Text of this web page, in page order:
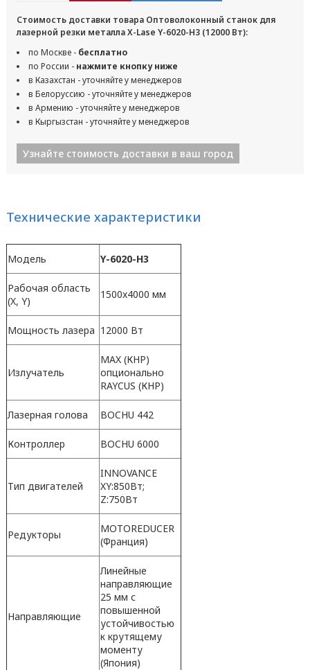
Стоимость доставки товара Оптоволоконный станок для
лазерной резки металла X-Lase Y-6020-H3 (12000 Вт):
по Москве - бесплатно
по России - нажмите кнопку ниже
в Казахстан - уточняйте у менеджеров
в Белоруссию - уточняйте у менеджеров
в Армению - уточняйте у менеджеров
в Кыргызстан - уточняйте у менеджеров
Узнайте стоимость доставки в ваш город
Технические характеристики
Модель Y-6020-H3
Рабочая область
(X, Y)
1500x4000 мм
Мощность лазера 12000 Вт
Излучатель
MAX (КНР)
опционально
RAYCUS (КНР)
Лазерная голова BOCHU 442
Контроллер BOCHU 6000
Тип двигателей
INNOVANCE
XY:850Вт;
Z:750Вт
Редукторы
MOTOREDUCER
(Франция)
Направляющие
Линейные
направляющие
25 мм с
повышенной
устойчивостью
к крутящему
моменту
(Япония)